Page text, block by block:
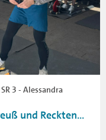
3 - Alessandra
und Reckten...